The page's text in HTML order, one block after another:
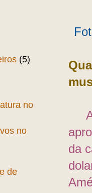
As
da
(5)
no
no
de